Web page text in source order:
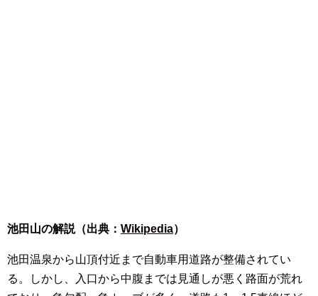
池田山の解説（出典： Wikipedia）
池田温泉から山頂付近まで自動車用道路が整備されてい
る。しかし、入口から中腹までは見通しが悪く路面が荒れ